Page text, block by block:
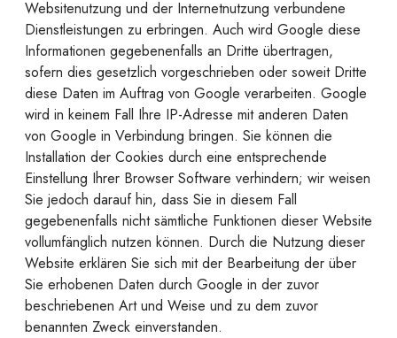
Websitenutzung und der Internetnutzung verbundene
Dienstleistungen zu erbringen. Auch wird Google diese
Informationen gegebenenfalls an Dritte übertragen,
sofern dies gesetzlich vorgeschrieben oder soweit Dritte
diese Daten im Auftrag von Google verarbeiten. Google
wird in keinem Fall Ihre IP-Adresse mit anderen Daten
von Google in Verbindung bringen. Sie können die
Installation der Cookies durch eine entsprechende
Einstellung Ihrer Browser Software verhindern; wir weisen
Sie jedoch darauf hin, dass Sie in diesem Fall
gegebenenfalls nicht sämtliche Funktionen dieser Website
vollumfänglich nutzen können. Durch die Nutzung dieser
Website erklären Sie sich mit der Bearbeitung der über
Sie erhobenen Daten durch Google in der zuvor
beschriebenen Art und Weise und zu dem zuvor
benannten Zweck einverstanden.